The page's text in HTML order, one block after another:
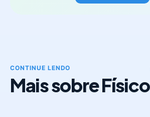
CONTINUE LENDO
Mais sobre Físico